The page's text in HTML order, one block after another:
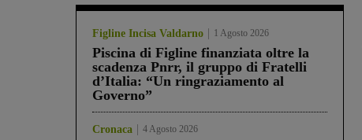
Figline Incisa Valdarno 1 Agosto 2026
Piscina di Figline finanziata oltre la
scadenza Pnrr, il gruppo di Fratelli
d’Italia: “Un ringraziamento al
Governo”
Cronaca 4 Agosto 2026